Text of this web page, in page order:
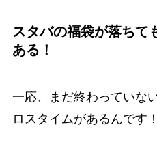
スタバの福袋が落ちて
ある！
一応、まだ終わっていな
ロスタイムがあるんです！